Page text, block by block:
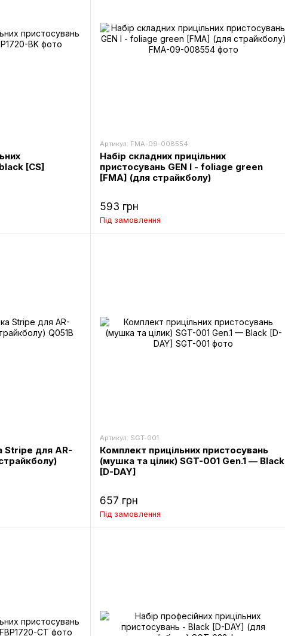
[CS]
Артикул: FMA-09-008554
Набір складних прицільних
пристосувань GEN I - foliage green
[FMA] (для страйкболу)
593 грн
Під замовлення
Stripe для AR-
Артикул: SGT-001
Комплект прицільних пристосувань
(мушка та цілик) SGT-001 Gen.1 — Black
[D-DAY]
657 грн
Під замовлення